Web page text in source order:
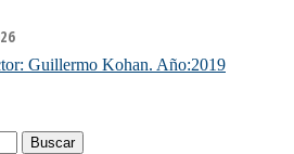
Guillermo Kohan. Año:2019